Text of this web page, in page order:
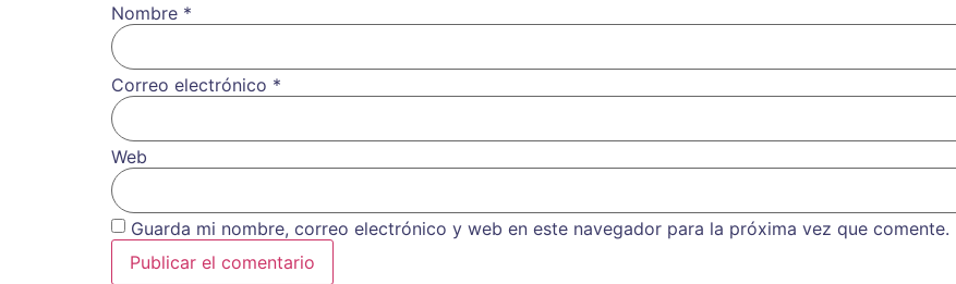
Nombre *
Correo electrónico *
Web
Guarda mi nombre, correo electrónico y web en este navegador para la próxima vez que comente.